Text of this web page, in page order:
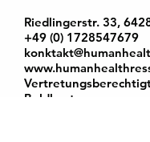
Riedlingerstr. 33,
+49 (0) 1728547679
Boldbaatar